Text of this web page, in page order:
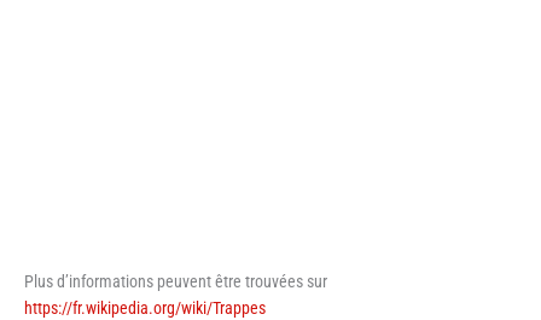
Plus d’informations peuvent être trouvées sur
https://fr.wikipedia.org/wiki/Trappes